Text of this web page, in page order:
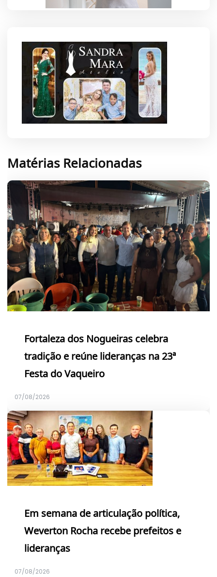
Matérias Relacionadas
Fortaleza dos Nogueiras celebra
tradição e reúne lideranças na 23ª
Festa do Vaqueiro
07/08/2026
Em semana de articulação política,
Weverton Rocha recebe prefeitos e
lideranças
07/08/2026